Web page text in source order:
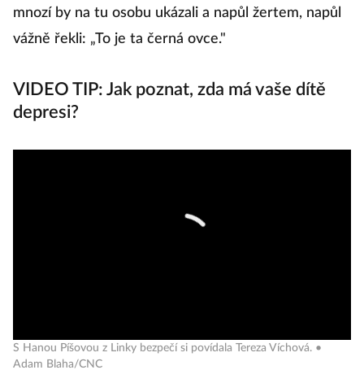
mnozí by na tu osobu ukázali a napůl žertem, napůl
vážně řekli: „To je ta černá ovce."
VIDEO TIP: Jak poznat, zda má vaše dítě
depresi?
S Hanou Píšovou z Linky bezpečí si povídala Tereza Víchová. •
Adam Blaha/CNC